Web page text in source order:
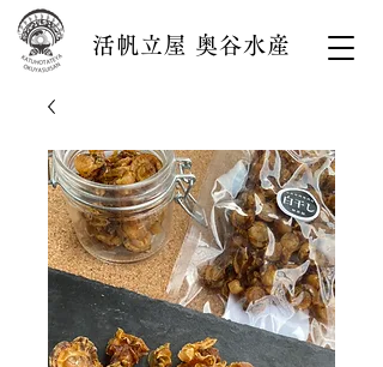
活帆立屋 奥谷水産